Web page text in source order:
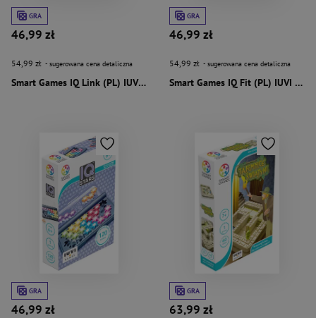
GRA
46,99 zł
54,99 zł - sugerowana cena detaliczna
Smart Games IQ Link (PL) IUVI Games
GRA
46,99 zł
54,99 zł - sugerowana cena detaliczna
Smart Games IQ Fit (PL) IUVI Games
GRA
46,99 zł
GRA
63,99 zł